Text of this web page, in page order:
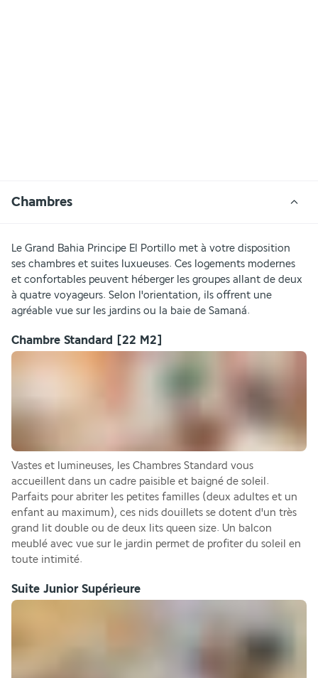
Chambres
Le Grand Bahia Principe El Portillo met à votre disposition
ses chambres et suites luxueuses. Ces logements modernes
et confortables peuvent héberger les groupes allant de deux
à quatre voyageurs. Selon l'orientation, ils offrent une
agréable vue sur les jardins ou la baie de Samaná.
Chambre Standard [22 M2]
Vastes et lumineuses, les Chambres Standard vous
accueillent dans un cadre paisible et baigné de soleil.
Parfaits pour abriter les petites familles (deux adultes et un
enfant au maximum), ces nids douillets se dotent d'un très
grand lit double ou de deux lits queen size. Un balcon
meublé avec vue sur le jardin permet de profiter du soleil en
toute intimité.
Suite Junior Supérieure